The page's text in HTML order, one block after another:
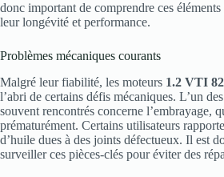
donc important de comprendre ces
leur longévité et performance.
Problèmes mécaniques courants
Malgré leur fiabilité, les moteurs 1.2 VTI 82
l’abri de certains défis mécaniques. L’un
souvent rencontrés concerne l’embrayage,
prématurément. Certains utilisateurs
d’huile dues à des joints défectueux. Il est
surveiller ces pièces-clés pour éviter des